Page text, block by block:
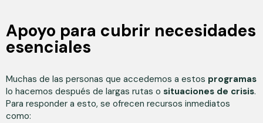
Apoyo para cubrir necesidades
esenciales
Muchas de las personas que accedemos a estos programas
lo hacemos después de largas rutas o situaciones de crisis.
Para responder a esto, se ofrecen recursos inmediatos
como: